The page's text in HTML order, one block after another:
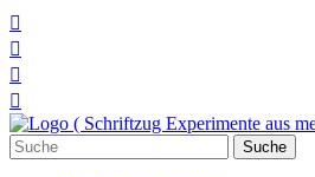




Suchen
nach: